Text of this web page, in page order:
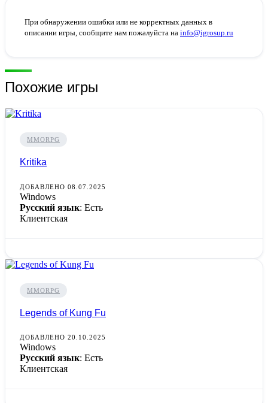
При обнаружении ошибки или не корректных данных в
описании игры, сообщите нам пожалуйста на info@igrosup.ru
Похожие игры
MMORPG
Kritika
ДОБАВЛЕНО 08.07.2025
Windows
Русский язык: Есть
Клиентская
MMORPG
Legends of Kung Fu
ДОБАВЛЕНО 20.10.2025
Windows
Русский язык: Есть
Клиентская